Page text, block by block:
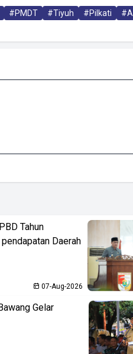
#PMDT #Tiyuh #Pilkati
Tahun
Daerah
07-Aug-2026
Gelar